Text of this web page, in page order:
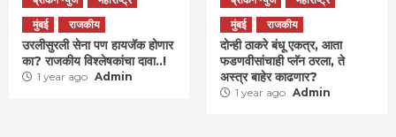
मुंबई
राजकीय
उरलीसुरली सेना पण हायजॅक होणार
का? राजकीय विश्लेषकांचा दावा..!
1 year ago Admin
मुंबई
राजकीय
दोन्ही ठाकरे बंधू एकत्र, आता
फडणवीसांचाही प्लॅन ठरला, ते
अस्त्र बाहेर काढणार?
1 year ago Admin